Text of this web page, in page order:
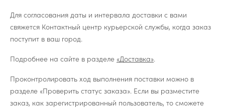
Для согласования даты и интервала доставки с вами
свяжется Контактный центр курьерской службы, когда заказ
поступит в ваш город.
Подробнее на сайте в разделе «Доставка».
Проконтролировать ход выполнения поставки можно в
разделе «Проверить статус заказа». Если вы разместите
заказ, как зарегистрированный пользователь, то сможете